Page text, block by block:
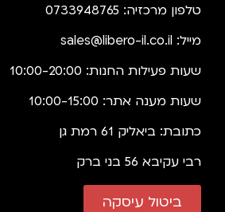
טלפון מרכזיה: 0733948765
מייל: sales@libero-il.co.il
שעות פעילות החנות: 10:00-20:00
שעות מענה אתר: 10:00-15:00
כתובת: ביאליק 61 רמת גן
רבי עקיבא 56 בני ברק
ביטול עיסקה